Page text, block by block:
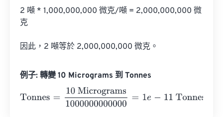
2 噸 * 1,000,000,000 微克/噸 = 2,000,000,000 微
克
因此，2 噸等於 2,000,000,000 微克。
例子: 轉變 10 Micrograms 到 Tonnes
Tonnes
10 Micrograms1000000000000=1 e-11